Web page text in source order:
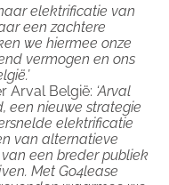
elektrificatie van
een zachtere
we hiermee onze
vermogen en ons
Arval België: ‘Arval
een nieuwe strategie
elektrificatie
van alternatieve
een breder publiek
Met Go4lease